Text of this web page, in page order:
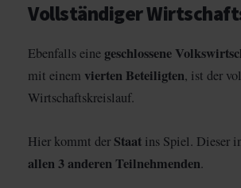
Vollständiger
Ebenfalls eine geschlossene
mit einem vierten Beteiligten, ist der
Wirtschaftskreislauf.
Hier kommt der Staat ins Spiel. Dieser
allen 3 anderen Teilnehmenden.